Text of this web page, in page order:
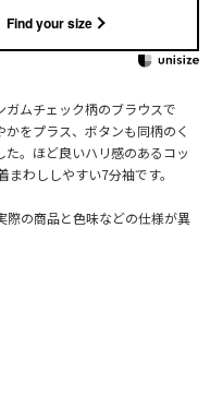
Find your size
ムチェック柄のブラウスで
をプラス、ボタンも同柄のく
。ほど良いハリ感のあるコッ
わししやすい7分袖です。
の商品と色味などの仕様が異